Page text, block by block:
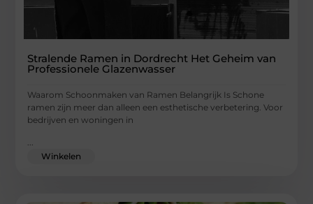
Stralende Ramen in Dordrecht Het Geheim van
Professionele Glazenwasser
Waarom Schoonmaken van Ramen Belangrijk Is Schone
ramen zijn meer dan alleen een esthetische verbetering. Voor
bedrijven en woningen in
...
Winkelen